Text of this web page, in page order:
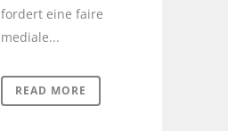
fordert eine faire
mediale...
READ MORE